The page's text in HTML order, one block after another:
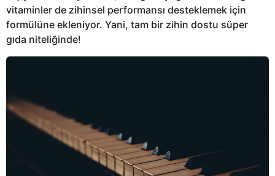
vitaminler de zihinsel performansı desteklemek için
formülüne ekleniyor. Yani, tam bir zihin dostu süper
gıda niteliğinde!